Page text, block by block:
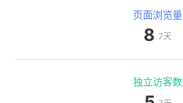
页面浏览量
8 7天
独立访客数